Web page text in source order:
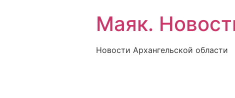
Маяк.
Новости Архангельской области